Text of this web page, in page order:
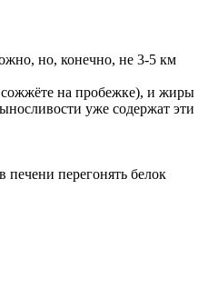
но, конечно, не 3-5 км
сожжёте на пробежке), и жиры
уже содержат эти
печени перегонять белок